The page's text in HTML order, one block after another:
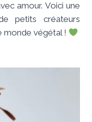
amour. Voici une
petits créateurs
monde végétal !